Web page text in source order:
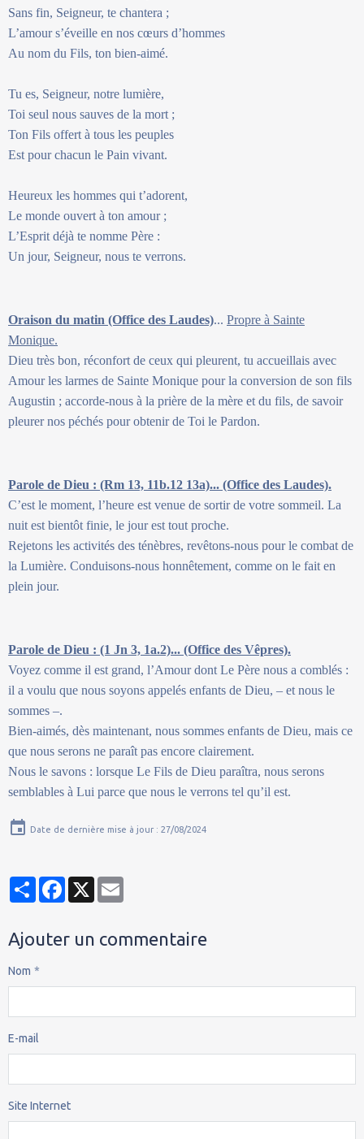
Sans fin, Seigneur, te chantera ;
L’amour s’éveille en nos cœurs d’hommes
Au nom du Fils, ton bien-aimé.
Tu es, Seigneur, notre lumière,
Toi seul nous sauves de la mort ;
Ton Fils offert à tous les peuples
Est pour chacun le Pain vivant.
Heureux les hommes qui t’adorent,
Le monde ouvert à ton amour ;
L’Esprit déjà te nomme Père :
Un jour, Seigneur, nous te verrons.
Oraison du matin (Office des Laudes)... Propre à Sainte
Monique.
Dieu très bon, réconfort de ceux qui pleurent, tu accueillais avec
Amour les larmes de Sainte Monique pour la conversion de son fils
Augustin ; accorde-nous à la prière de la mère et du fils, de savoir
pleurer nos péchés pour obtenir de Toi le Pardon.
Parole de Dieu : (Rm 13, 11b.12 13a)... (Office des Laudes).
C’est le moment, l’heure est venue de sortir de votre sommeil. La
nuit est bientôt finie, le jour est tout proche.
Rejetons les activités des ténèbres, revêtons-nous pour le combat de
la Lumière. Conduisons-nous honnêtement, comme on le fait en
plein jour.
Parole de Dieu : (1 Jn 3, 1a.2)... (Office des Vêpres).
Voyez comme il est grand, l’Amour dont Le Père nous a comblés :
il a voulu que nous soyons appelés enfants de Dieu, – et nous le
sommes –.
Bien-aimés, dès maintenant, nous sommes enfants de Dieu, mais ce
que nous serons ne paraît pas encore clairement.
Nous le savons : lorsque Le Fils de Dieu paraîtra, nous serons
semblables à Lui parce que nous le verrons tel qu’il est.
Date de dernière mise à jour : 27/08/2024
PartagerFacebook
X
Ajouter un commentaire
Nom
E-mail
Site Internet